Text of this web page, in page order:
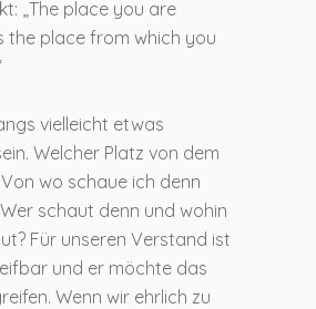
„The place you are
the place from which you
vielleicht etwas
Welcher Platz von dem
wo schaue ich denn
schaut denn und wohin
Für unseren Verstand ist
und er möchte das
Wenn wir ehrlich zu